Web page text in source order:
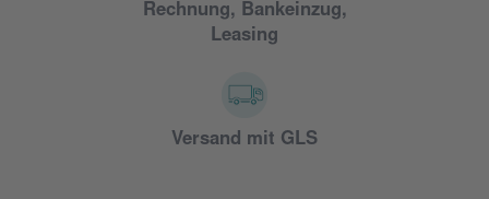
Rechnung, Bankeinzug,
Leasing
Versand mit GLS